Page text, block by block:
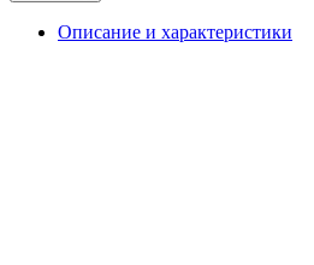
Описание и характеристики